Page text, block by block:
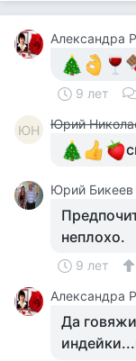
Александра
9 лет
ЮН Юрий
Юрий Бикеев
неплохо.
9 лет
Александра
Да